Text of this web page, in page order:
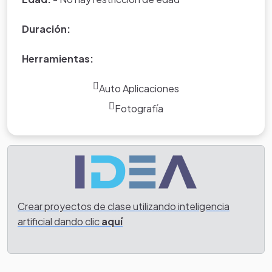
Duración:
Herramientas:
Auto Aplicaciones
Fotografía
Crear proyectos de clase utilizando inteligencia
artificial dando clicaquí